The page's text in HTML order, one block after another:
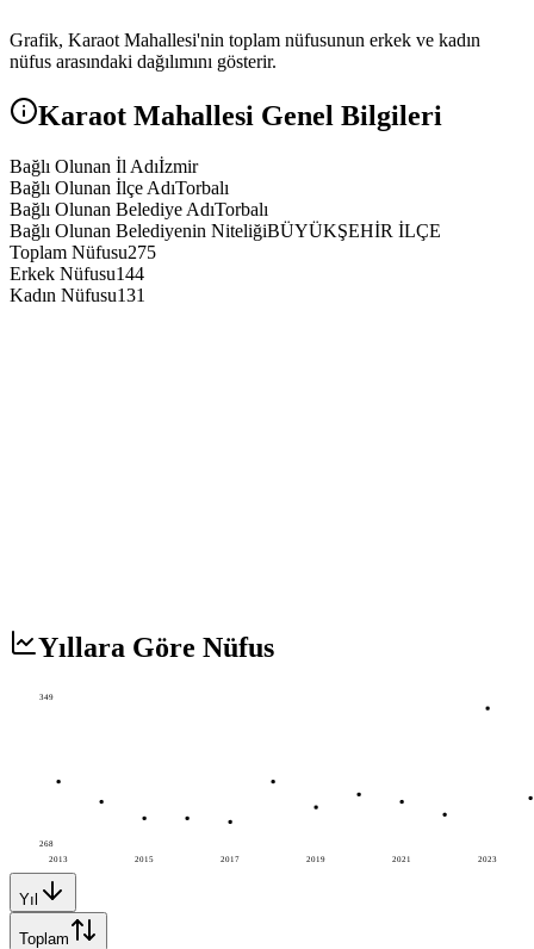
Grafik, Karaot Mahallesi'nin toplam nüfusunun erkek ve kadın
nüfus arasındaki dağılımını gösterir.
Karaot Mahallesi Genel Bilgileri
Bağlı Olunan İl Adıİzmir
Bağlı Olunan İlçe AdıTorbalı
Bağlı Olunan Belediye AdıTorbalı
Bağlı Olunan Belediyenin NiteliğiBÜYÜKŞEHİR İLÇE
Toplam Nüfusu275
Erkek Nüfusu144
Kadın Nüfusu131
Yıllara Göre Nüfus
2013 2015 2017 2019 2021 2023
349
268
Yıl
Toplam